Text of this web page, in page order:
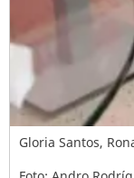
Gloria Santos,